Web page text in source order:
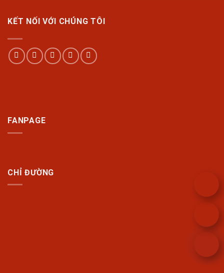
KẾT NỐI VỚI CHÚNG TÔI
FANPAGE
CHỈ ĐƯỜNG